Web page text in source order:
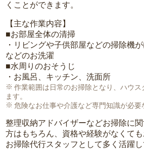
くことができます。
【主な作業内容】
■お部屋全体の清掃
・リビングや子供部屋などの掃除機
などのお洗濯
■水周りのおそうじ
・お風呂、キッチン、洗面所
作業範囲は日常のお掃除となり、ハウス
ます。
危険なお仕事や介護など専門知識が必要
整理収納アドバイザーなどお掃除に
方はもちろん、資格や経験がなくて
お掃除代行スタッフとして多く活躍し